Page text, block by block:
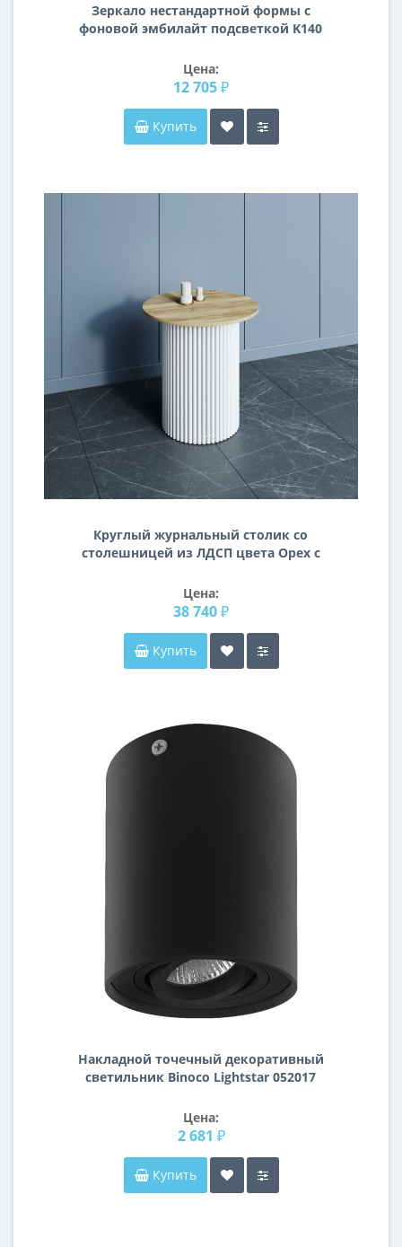
Зеркало нестандартной формы с
фоновой эмбилайт подсветкой K140
Цена:
12 705 ₽
Купить
Круглый журнальный столик со
столешницей из ЛДСП цвета Орех с
подстольем BN054 D60 см
Цена:
38 740 ₽
Купить
Накладной точечный декоративный
светильник Binoco Lightstar 052017
Цена:
2 681 ₽
Купить